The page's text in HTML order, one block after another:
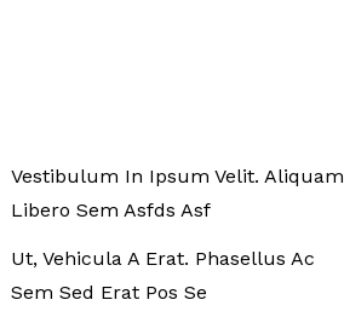
Vestibulum In Ipsum Velit. Aliquam
Libero Sem Asfds Asf
Ut, Vehicula A Erat. Phasellus Ac
Sem Sed Erat Pos Se